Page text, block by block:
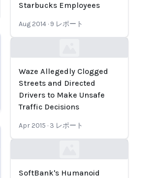
Starbucks Employees
Aug 2014 · 9 レポート
Waze Allegedly Clogged
Streets and Directed
Drivers to Make Unsafe
Traffic Decisions
Apr 2015 · 3 レポート
SoftBank's Humanoid